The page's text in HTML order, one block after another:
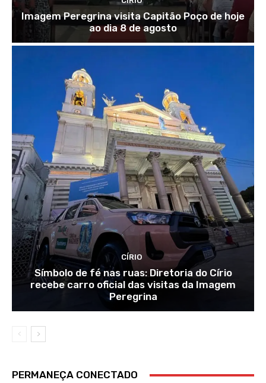
Imagem Peregrina visita Capitão Poço de hoje
ao dia 8 de agosto
CÍRIO
Símbolo de fé nas ruas: Diretoria do Círio
recebe carro oficial das visitas da Imagem
Peregrina
PERMANEÇA CONECTADO